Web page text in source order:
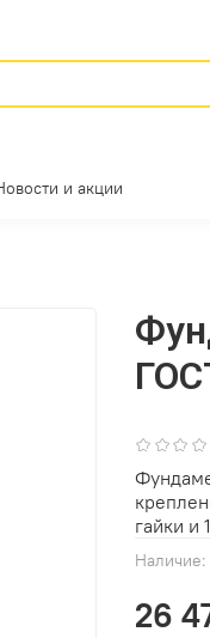
и акции
Наличие:
26
гайки и